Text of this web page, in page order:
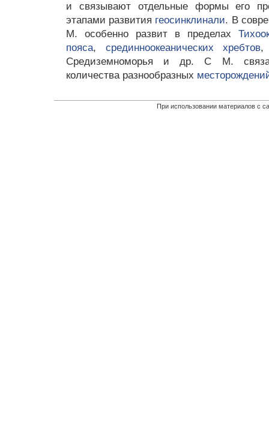
и связывают отдельные формы его
этапами развития геосинклинали. В
М. особенно развит в пределах
пояса, срединноокеанических хребтов,
Средиземноморья и др. С М.
количества разнообразных
При использовании материалов с